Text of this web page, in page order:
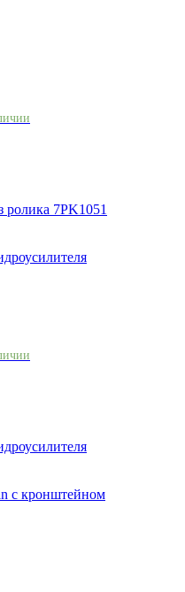
ролика 7PK1051
с кронштейном